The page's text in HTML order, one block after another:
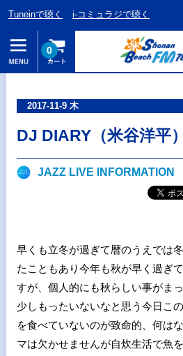
Tuneinで聴く i-コミュラジで聴く
0
2017-11-9 木
DJ DIARY（米谷洋平）
JAZZ LIVE INFORMATION
早くも立冬が過ぎて暦のうえでは
たこともあり今年も秋が早く過ぎ
すが、個人的にも秋らしい事がま
少しもったいないなと思う今日こ
を食べていないのが致命的、何は
マは欠かせませんが自炊生活で魚